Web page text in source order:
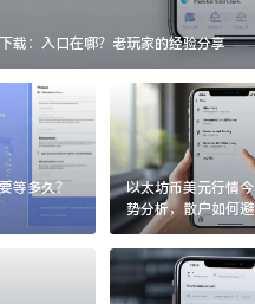
载：入口在哪？老玩家的经验分享
等多久？
以太坊币美元行情
势分析，散户如何
跌被套牢